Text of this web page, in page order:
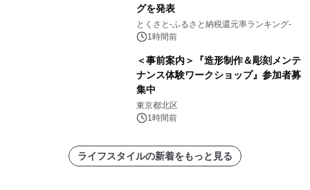
グを発表
とくさと-ふるさと納税還元率ランキング-
1時間前
＜事前案内＞『造形制作＆彫刻メンテ
ナンス体験ワークショップ』参加者募
集中
東京都北区
1時間前
ライフスタイルの新着をもっと見る